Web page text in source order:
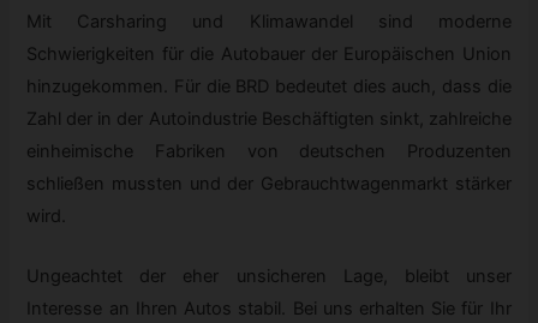
Mit Carsharing und Klimawandel sind moderne
Schwierigkeiten für die Autobauer der Europäischen Union
hinzugekommen. Für die BRD bedeutet dies auch, dass die
Zahl der in der Autoindustrie Beschäftigten sinkt, zahlreiche
einheimische Fabriken von deutschen Produzenten
schließen mussten und der Gebrauchtwagenmarkt stärker
wird.
Ungeachtet der eher unsicheren Lage, bleibt unser
Interesse an Ihren Autos stabil. Bei uns erhalten Sie für Ihr